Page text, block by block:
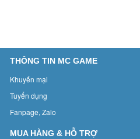
THÔNG TIN MC GAME
Khuyến mại
Tuyển dụng
Fanpage, Zalo
MUA HÀNG & HỖ TRỢ